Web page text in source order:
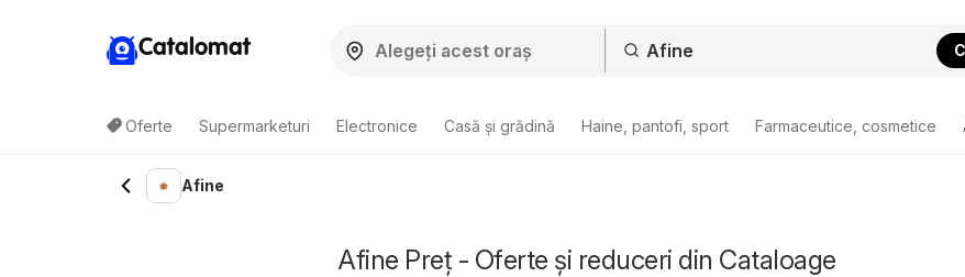
Catalomat
Oferte Supermarketuri Electronice Casă și grădină Haine, pantofi, sport Farmaceutice, cosmetice
Afine
Afine Preț - Oferte și reduceri din Cataloage